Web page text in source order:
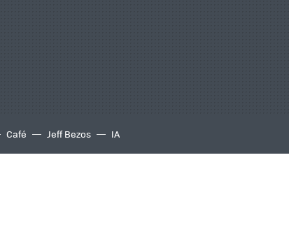
Café Jeff Bezos IA